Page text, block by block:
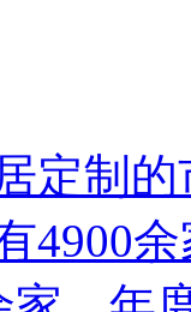
定制
4900